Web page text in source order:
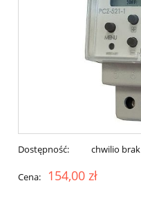
Dostępność: chwilio brak
Cena: 154,00 zł